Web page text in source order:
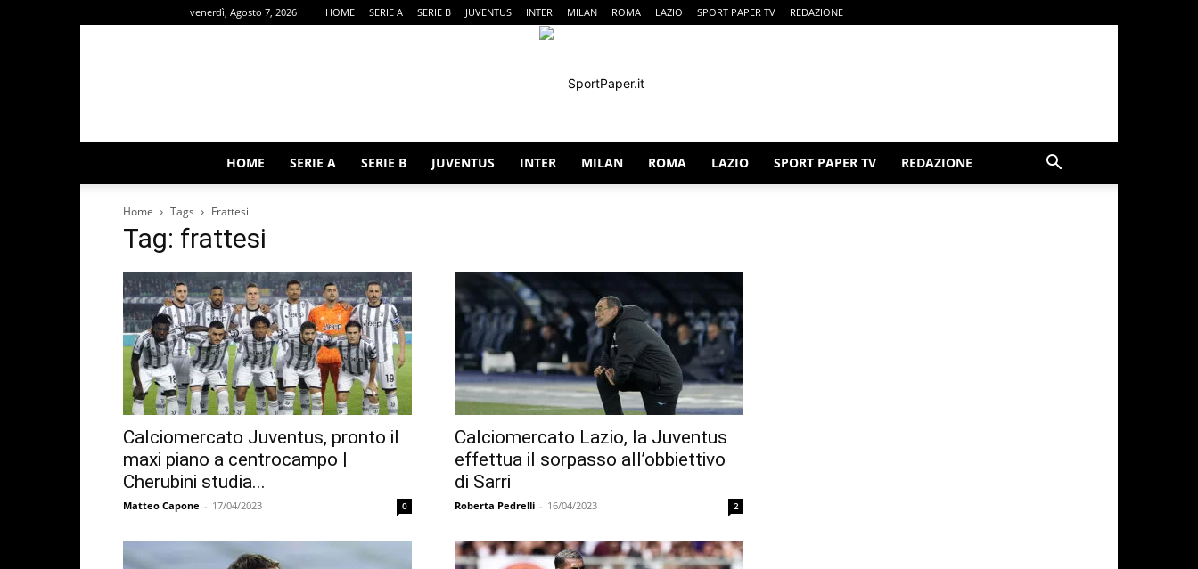
venerdì, Agosto 7, 2026 HOME SERIE A SERIE B JUVENTUS INTER MILAN ROMA LAZIO SPORT PAPER TV REDAZIONE
HOME SERIE A SERIE B JUVENTUS INTER MILAN ROMA LAZIO SPORT PAPER TV REDAZIONE
Home Tags Frattesi
Tag: frattesi
Calciomercato Juventus, pronto il
maxi piano a centrocampo |
Cherubini studia...
Matteo Capone - 17/04/2023 0
Calciomercato Lazio, la Juventus
effettua il sorpasso all’obbiettivo
di Sarri
Roberta Pedrelli - 16/04/2023 2